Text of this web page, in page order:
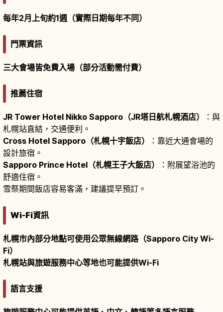
每年2月上旬約1週（實際日期每年不同）
門票資訊
三大會場皆免費入場（部分活動需付費）
推薦住宿
JR Tower Hotel Nikko Sapporo（JR塔日航札幌酒店）
：與
札幌站直結，交通便利。
Cross Hotel Sapporo（札幌十字飯店）
：靠近大通會場的
設計旅宿。
Sapporo Prince Hotel（札幌王子大飯店）
：附展望浴池的
舒適住宿。
雪祭期間飯店容易客滿，建議提早預訂。
Wi-Fi資訊
札幌市內部分地點可使用公眾無線網路（Sapporo City Wi-
Fi）
札幌站與旅遊服務中心等地也可能提供Wi-Fi
語言支援